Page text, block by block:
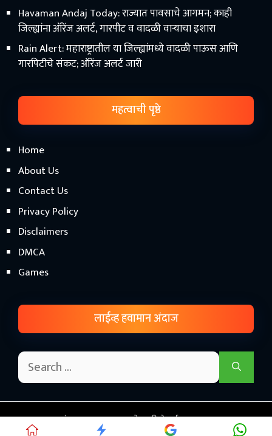
Havaman Andaj Today: राज्यात पावसाचे आगमन; काही
जिल्ह्यांना ऑरेंज अलर्ट, गारपीट व वादळी वाऱ्याचा इशारा
Rain Alert: महाराष्ट्रातील या जिल्ह्यांमध्ये वादळी पाऊस आणि
गारपिटीचे संकट; ऑरेंज अलर्ट जारी
महत्वाची पृष्ठे
Home
About Us
Contact Us
Privacy Policy
Disclaimers
DMCA
Games
लाईव्ह हवामान अंदाज
© हवामान अंदाज महाराष्ट्र 2026 - शेतकरी सेवार्थ.! • Proudly Hosted